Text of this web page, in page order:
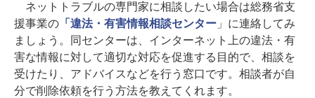
ネットトラブルの専門家に相談したい場合は総務省支
援事業の「違法・有害情報相談センター」に連絡してみ
ましょう。同センターは、インターネット上の違法・有
害な情報に対して適切な対応を促進する目的で、相談を
受けたり、アドバイスなどを行う窓口です。相談者が自
分で削除依頼を行う方法を教えてくれます。